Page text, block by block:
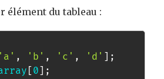
élément du tableau :
'a' , 'b' , 'c' , 'd' ] ;
[ 0 ] ;